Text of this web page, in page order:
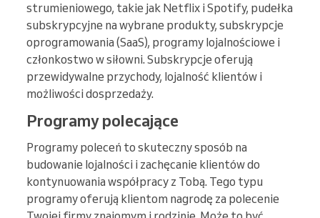
strumieniowego, takie jak Netflix i Spotify, pudełka
subskrypcyjne na wybrane produkty, subskrypcje
oprogramowania (SaaS), programy lojalnościowe i
członkostwo w siłowni. Subskrypcje oferują
przewidywalne przychody, lojalność klientów i
możliwości dosprzedaży.
Programy polecające
Programy poleceń to skuteczny sposób na
budowanie lojalności i zachęcanie klientów do
kontynuowania współpracy z Tobą. Tego typu
programy oferują klientom nagrodę za polecenie